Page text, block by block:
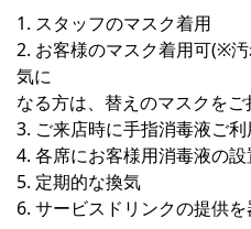
1. スタッフのマスク着用
2. お客様のマスク着用可(※汚
気に
なる方は、替えのマスクを
3. ご来店時に手指消毒液ご
4. 各席にお客様用消毒液の
5. 定期的な換気
6. サービスドリンクの提供